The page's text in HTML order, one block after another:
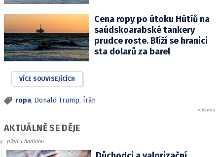
Cena ropy po útoku Hútíů na
saúdskoarabské tankery
prudce roste. Blíží se hranici
sta dolarů za barel
VÍCE SOUVISEJÍCÍCH
ropa, Donald Trump, Írán
AKTUÁLNĚ SE DĚJE
před 1 hodinou